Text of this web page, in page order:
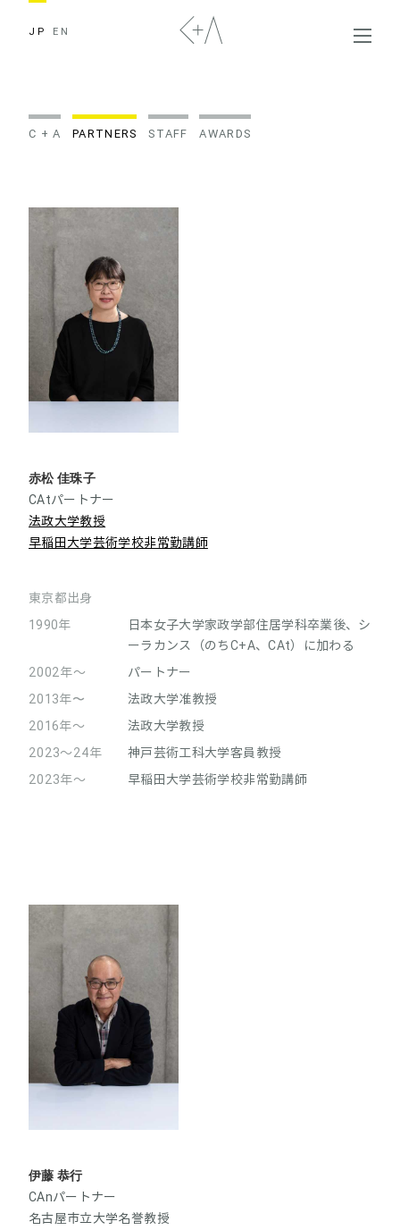
JP EN
C + A PARTNERS STAFF AWARDS
赤松 佳珠子
CAtパートナー
法政大学教授
早稲田大学芸術学校非常勤講師
東京都出身
1990年
日本女子大学家政学部住居学科卒業後、シ
ーラカンス（のちC+A、CAt）に加わる
2002年～
パートナー
2013年〜
法政大学准教授
2016年～
法政大学教授
2023～24年
神戸芸術工科大学客員教授
2023年～
早稲田大学芸術学校非常勤講師
伊藤 恭行
CAnパートナー
名古屋市立大学名誉教授